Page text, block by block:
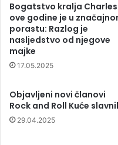
Bogatstvo kralja
ove godine je u
porastu: Razlog je
nasljedstvo od njegove
majke
17.05.2025
Objavljeni novi članovi
Rock and Roll Kuće
29.04.2025